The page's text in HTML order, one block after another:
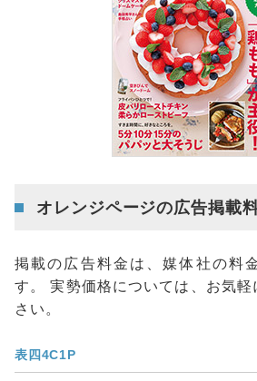
オレンジページの広告掲載
掲載の広告料金は、媒体社の料
す。 実勢価格については、お気
さい。
表四4C1P